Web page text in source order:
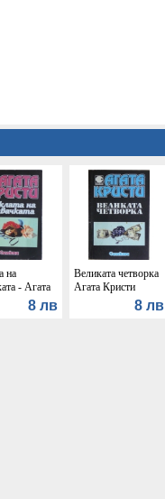
на
- Агата
8 лв
Великата четворка
Агата Кристи
8 лв